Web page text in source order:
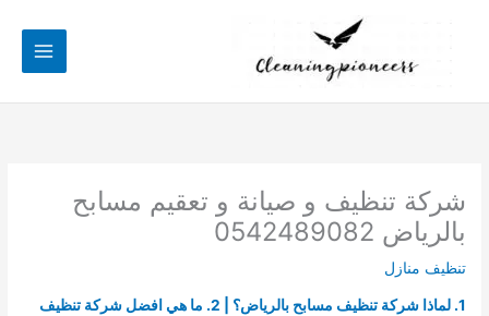
شركة تنظيف و صيانة و تعقيم مسابح
بالرياض 0542489082
تنظيف منازل
1. لماذا شركة تنظيف مسابح بالرياض؟ | 2. ما هي افضل شركة تنظيف